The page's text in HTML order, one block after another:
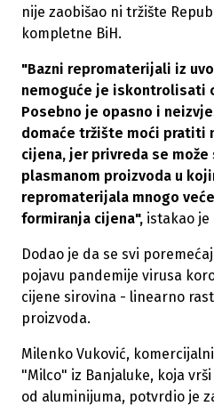
nije zaobišao ni tržište
kompletne BiH.
"Bazni repromaterijali iz
nemoguće je iskontrolisati
Posebno je opasno i
domaće tržište moći pratiti
cijena, jer privreda se
plasmanom proizvoda u
repromaterijala mnogo
formiranja cijena", istakao je
Dodao je da se svi
pojavu pandemije virusa
cijene sirovina - linearno
proizvoda.
Milenko Vuković,
"Milco" iz Banjaluke, koja
od aluminijuma, potvrdio je